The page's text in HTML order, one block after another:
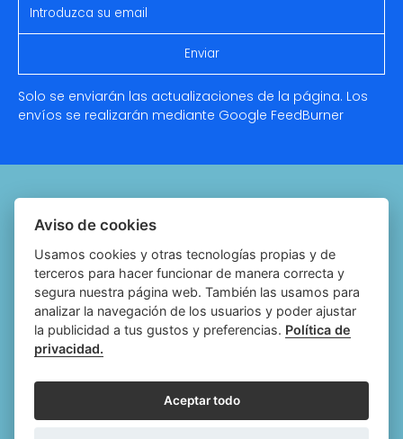
Solo se enviarán las actualizaciones de la página. Los
envíos se realizarán mediante Google FeedBurner
Política de cookies
Política de privacidad
Aviso legal
Configurar cookies
Aviso de cookies
Usamos cookies y otras tecnologías propias y de
terceros para hacer funcionar de manera correcta y
segura nuestra página web. También las usamos para
analizar la navegación de los usuarios y poder ajustar
la publicidad a tus gustos y preferencias. Política de
privacidad.
Aceptar todo